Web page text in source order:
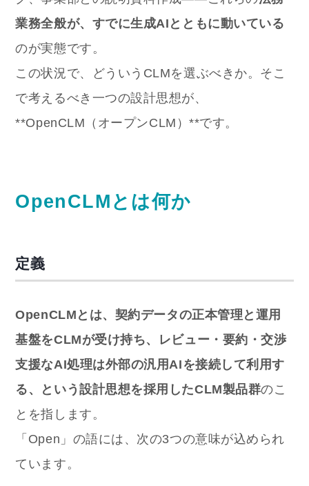
業務全般が、すでに生成AIとともに動いている
のが実態です。
この状況で、どういうCLMを選ぶべきか。そこ
で考えるべき一つの設計思想が、
**OpenCLM（オープンCLM）**です。
OpenCLMとは何か
定義
OpenCLMとは、契約データの正本管理と運用
基盤をCLMが受け持ち、レビュー・要約・交渉
支援なAI処理は外部の汎用AIを接続して利用す
る、という設計思想を採用したCLM製品群のこ
とを指します。
「Open」の語には、次の3つの意味が込められ
ています。